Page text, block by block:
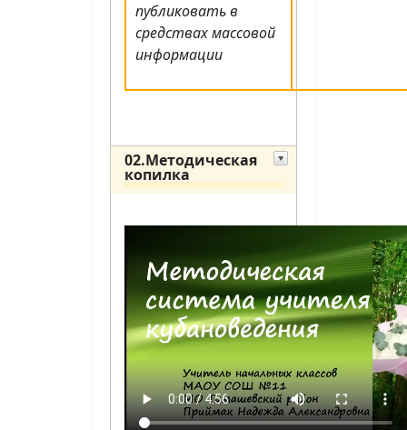
публиковать в
средствах массовой
информации
02.Методическая
копилка